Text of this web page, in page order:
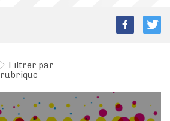
Filtrer par
rubrique